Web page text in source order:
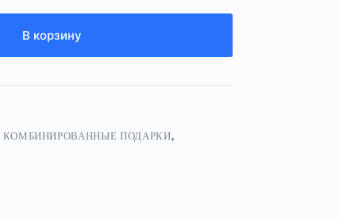
В корзину
КОМБИНИРОВАННЫЕ ПОДАРКИ,